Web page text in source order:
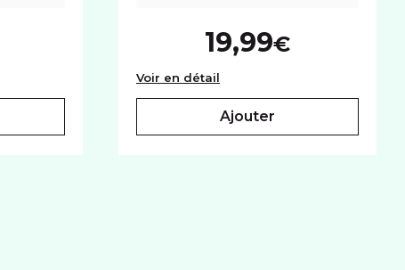
19,99€
Voir en détail
ajouter